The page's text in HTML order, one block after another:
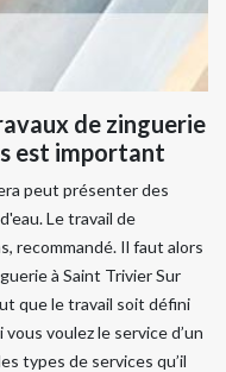
de zinguerie
est important
peut présenter des
Le travail de
recommandé. Il faut alors
à Saint Trivier Sur
que le travail soit défini
voulez le service d’un
types de services qu’il